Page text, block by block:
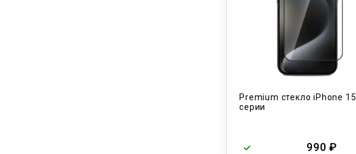
Premium стекло iPhone 15
серии
990 ₽